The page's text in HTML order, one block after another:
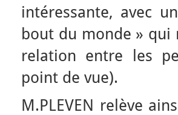
intéressante, avec
bout du monde »
relation entre les
point de vue).
M.PLEVEN relève